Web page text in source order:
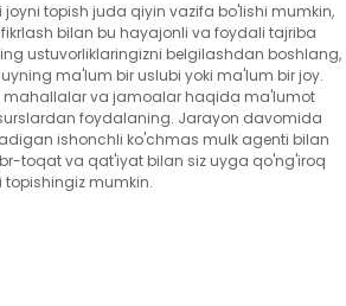
topish juda qiyin vazifa bo'lishi mumkin,
bilan bu hayajonli va foydali tajriba
ustuvorliklaringizni belgilashdan boshlang,
ma'lum bir uslubi yoki ma'lum bir joy.
mahallalar va jamoalar haqida ma'lumot
foydalaning. Jarayon davomida
ishonchli ko'chmas mulk agenti bilan
toqat va qat'iyat bilan siz uyga qo'ng'iroq
topishingiz mumkin.